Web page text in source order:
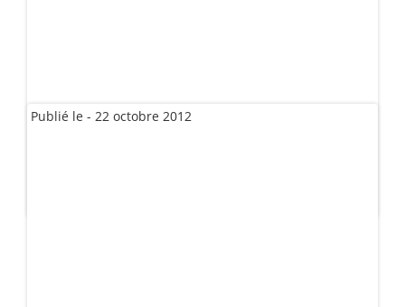
Publié le - 22 octobre 2012